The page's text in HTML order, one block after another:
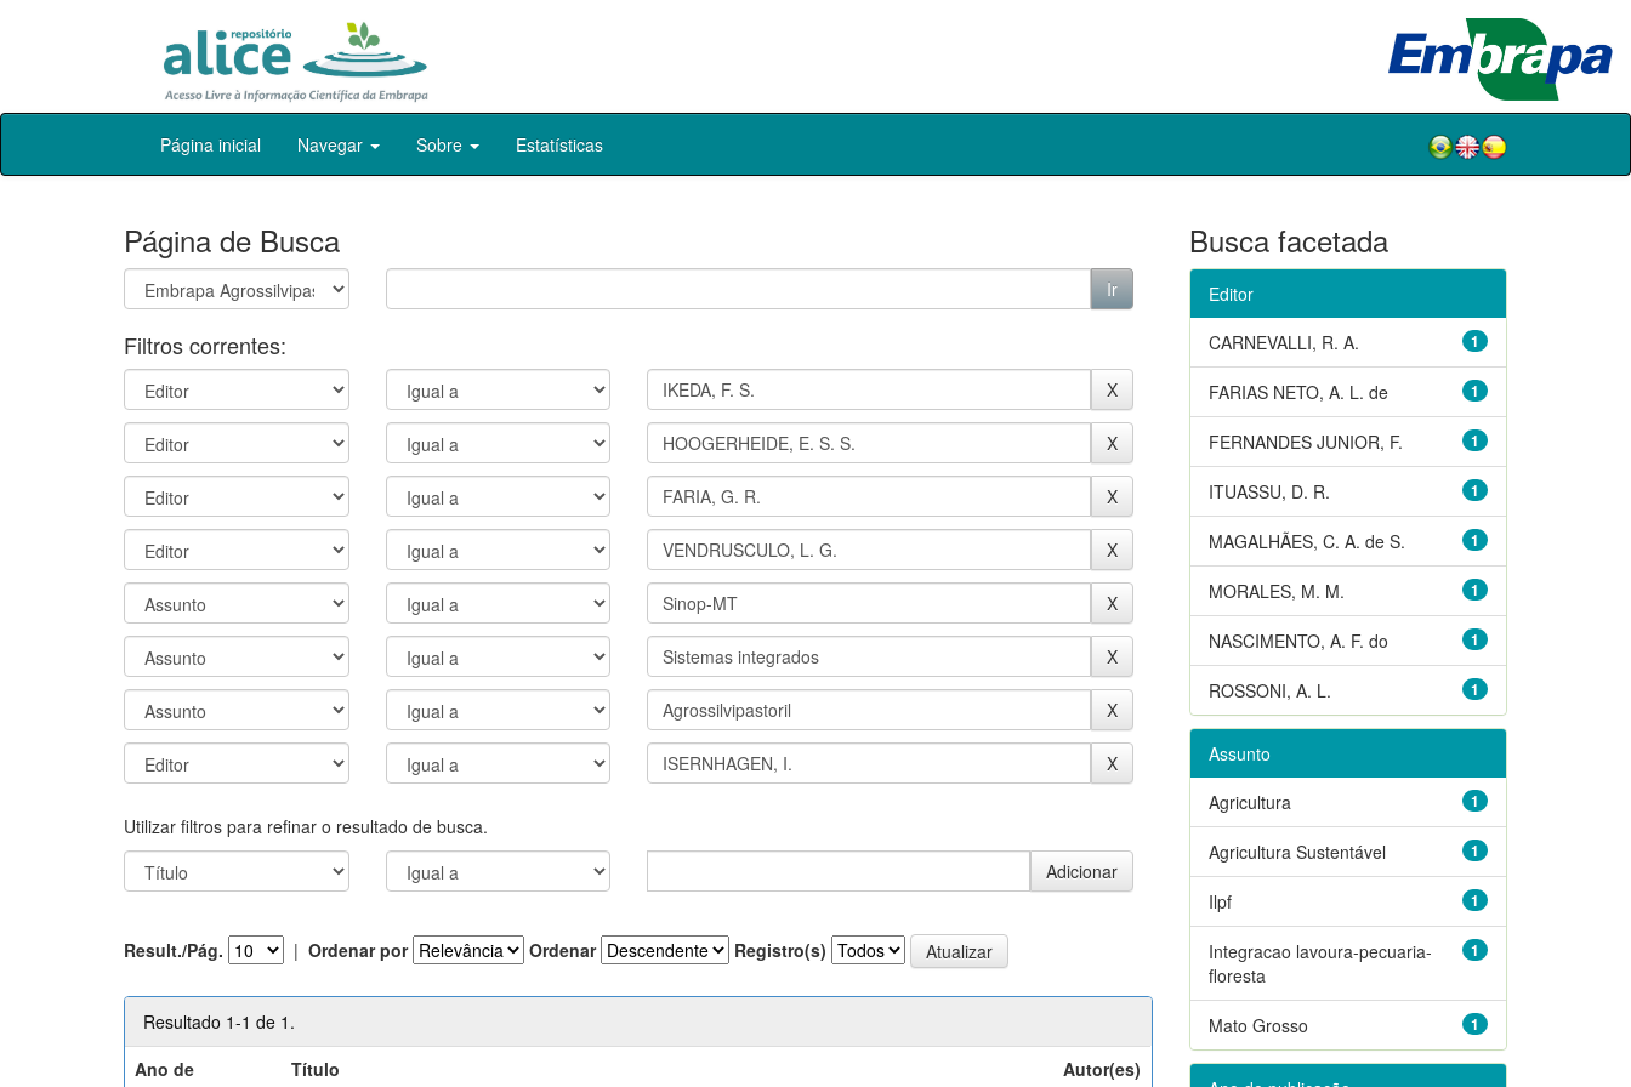
Skip
Página inicial Navegar Sobre Estatísticas
Página de Busca
Filtros correntes:
Utilizar filtros para refinar o resultado de busca.
Result./Pág. | Ordenar por Ordenar Registro(s)
Resultado 1-1 de 1.
Ano de
Título Autor(es)
Busca facetada
Editor
1
CARNEVALLI, R. A.
1
FARIAS NETO, A. L. de
1
FERNANDES JUNIOR, F.
1
ITUASSU, D. R.
1
MAGALHÃES, C. A. de S.
1
MORALES, M. M.
1
NASCIMENTO, A. F. do
1
ROSSONI, A. L.
Assunto
1
Agricultura
1
Agricultura Sustentável
1
Ilpf
1
Integracao lavoura-pecuaria-
floresta
1
Mato Grosso